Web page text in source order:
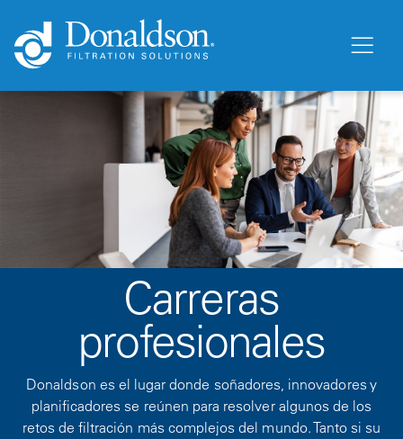
Carreras
profesionales
Donaldson es el lugar donde soñadores, innovadores y
planificadores se reúnen para resolver algunos de los
retos de filtración más complejos del mundo. Tanto si su